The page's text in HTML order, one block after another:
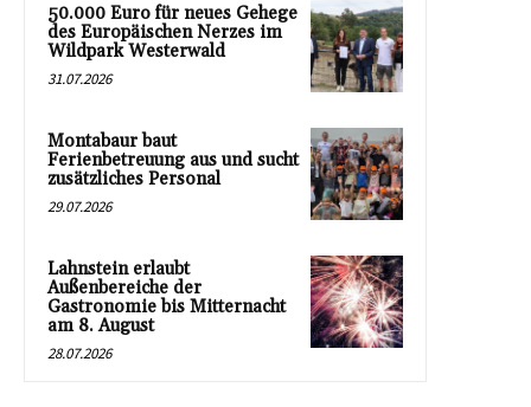
50.000 Euro für neues Gehege
des Europäischen Nerzes im
Wildpark Westerwald
31.07.2026
Montabaur baut
Ferienbetreuung aus und sucht
zusätzliches Personal
29.07.2026
Lahnstein erlaubt
Außenbereiche der
Gastronomie bis Mitternacht
am 8. August
28.07.2026